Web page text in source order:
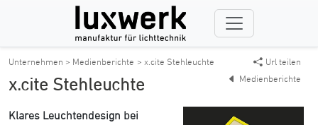
Unternehmen > Medienberichte > x.cite Stehleuchte
Url teilen
Medienberichte
x.cite Stehleuchte
Klares Leuchtendesign bei